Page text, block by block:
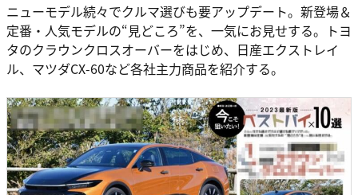
ニューモデル続々でクルマ選びも要アップデート。新登場＆
定番・人気モデルの“見どころ”を、一気にお見せする。トヨ
タのクラウンクロスオーバーをはじめ、日産エクストレイ
ル、マツダCX-60など各社主力商品を紹介する。